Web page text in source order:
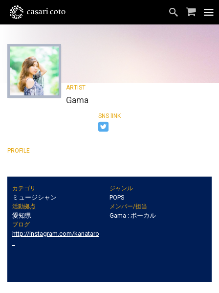
Gama
カテゴリ
ミュージシャン
ジャンル
POPS
活動拠点
愛知県
メンバー/担当
Gama : ボーカル
ブログ
http://instagram.com/kanataro